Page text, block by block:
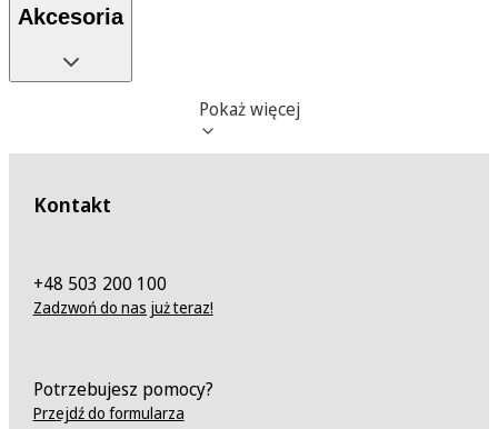
Akcesoria
Pokaż więcej
Kontakt
+48 503 200 100
Zadzwoń do nas już teraz!
Potrzebujesz pomocy?
Przejdź do formularza